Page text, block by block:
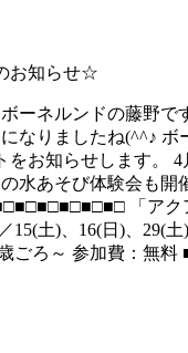
ーネルンドの藤野で
なりましたね(^^♪ ボ
をお知らせします。
水あそび体験会も開
「アク
15(土)、16(日)、29(
ごろ～ 参加費：無